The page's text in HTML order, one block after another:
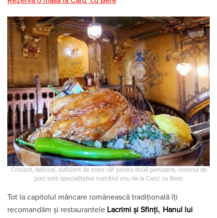
Crocant, delicios, suficient de mare cât pentru două persoane, ciolanul de
porc este specialitatea numărul unu de la Caru’ cu Bere.
Tot la capitolul mâncare românească tradițională îți
recomandăm și restaurantele Lacrimi și Sfinți, Hanul lui